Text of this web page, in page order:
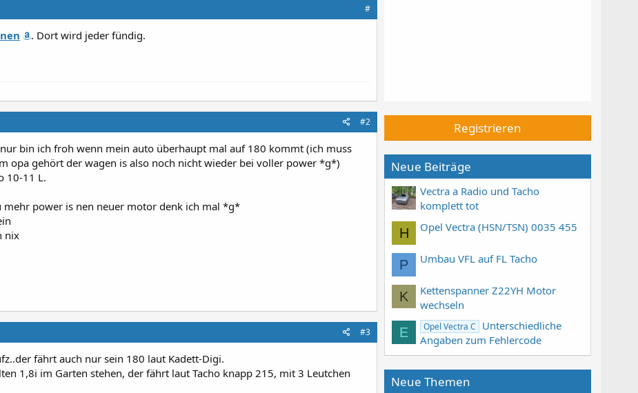
#
. Dort wird jeder fündig.
#2
bin ich froh wenn mein auto überhaupt mal auf 180 kommt (ich muss
opa gehört der wagen is also noch nicht wieder bei voller power *g*)
10-11 L.
mehr power is nen neuer motor denk ich mal *g*
nix
#3
fährt auch nur sein 180 laut Kadett-Digi.
1,8i im Garten stehen, der fährt laut Tacho knapp 215, mit 3 Leutchen
Registrieren
Neue Beiträge
Vectra a Radio und Tacho
komplett tot
H Opel Vectra (HSN/TSN) 0035 455
P Umbau VFL auf FL Tacho
K
Kettenspanner Z22YH Motor
wechseln
E Opel Vectra C
Unterschiedliche
Angaben zum Fehlercode
Neue Themen